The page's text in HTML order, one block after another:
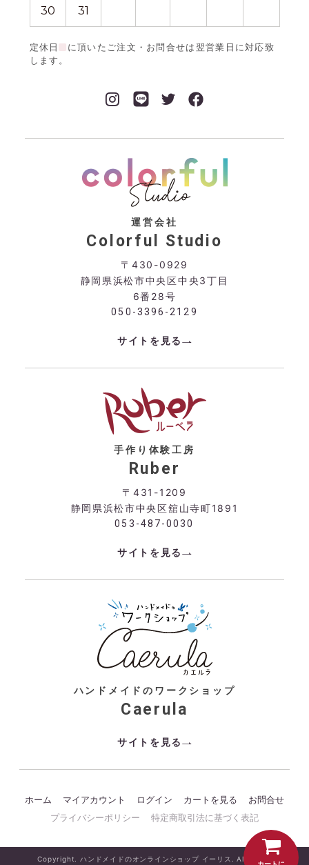
カートに
30 31
定休日
に頂いたご注文・お問合せは翌営業日に対応致
します。
運営会社
Colorful Studio
〒430-0929
静岡県浜松市中央区中央3丁目
6番28号
050-3396-2129
サイトを見る
手作り体験工房
Ruber
〒431-1209
静岡県浜松市中央区舘山寺町1891
053-487-0030
サイトを見る
ハンドメイドのワークショップ
Caerula
サイトを見る
ホーム マイアカウント ログイン カートを見る
お問合せ
プライバシーポリシー
特定商取引法に基づく表記
Copyright. ハンドメイドのオンラインショップ イーリス. All Rights